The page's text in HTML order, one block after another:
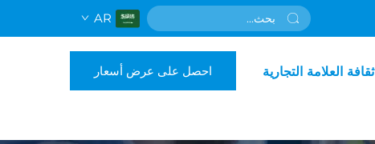
AR
ثقافة العلامة التجارية احصل على عرض أسعار